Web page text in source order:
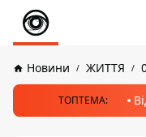
Новини ЖИТТЯ
ТОПТЕМА: